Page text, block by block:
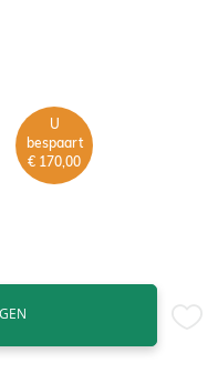
U
bespaart
€ 170,00